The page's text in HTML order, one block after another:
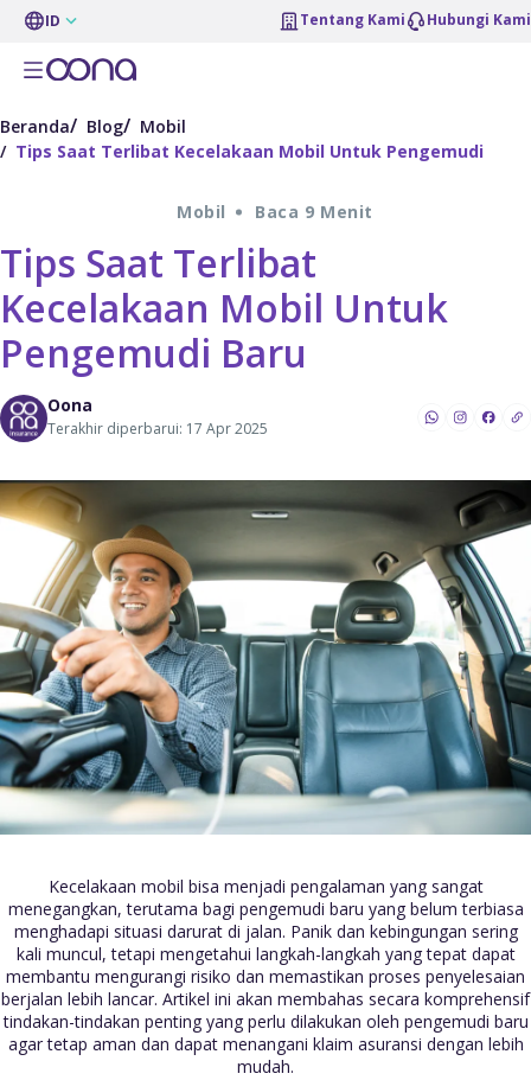
ID Tentang Kami Hubungi Kami
Beranda Blog
Mobil
Tips Saat Terlibat Kecelakaan Mobil Untuk Pengemudi
Mobil Baca 9 Menit
Tips Saat Terlibat
Kecelakaan Mobil Untuk
Pengemudi Baru
Oona
Terakhir diperbarui: 17 Apr 2025
Kecelakaan mobil bisa menjadi pengalaman yang sangat
menegangkan, terutama bagi pengemudi baru yang belum terbiasa
menghadapi situasi darurat di jalan. Panik dan kebingungan sering
kali muncul, tetapi mengetahui langkah-langkah yang tepat dapat
membantu mengurangi risiko dan memastikan proses penyelesaian
berjalan lebih lancar. Artikel ini akan membahas secara komprehensif
tindakan-tindakan penting yang perlu dilakukan oleh pengemudi baru
agar tetap aman dan dapat menangani klaim asuransi dengan lebih
mudah.